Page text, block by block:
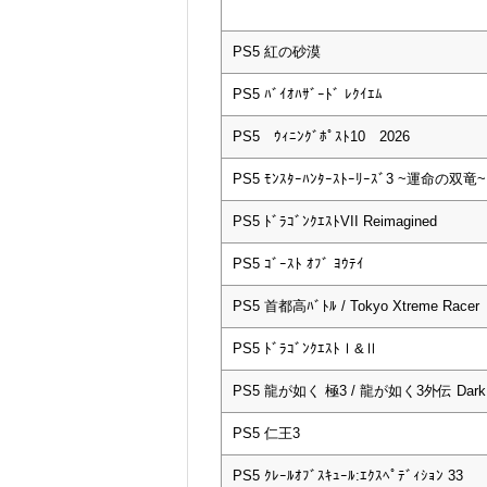
PS5 紅の砂漠
PS5 ﾊﾞｲｵﾊｻﾞｰﾄﾞ ﾚｸｲｴﾑ
PS5 ｳｨﾆﾝｸﾞﾎﾟｽﾄ10 2026
PS5 ﾓﾝｽﾀｰﾊﾝﾀｰｽﾄｰﾘｰｽﾞ3 ~運命の双竜~
PS5 ﾄﾞﾗｺﾞﾝｸｴｽﾄVII Reimagined
PS5 ｺﾞｰｽﾄ ｵﾌﾞ ﾖｳﾃｲ
PS5 首都高ﾊﾞﾄﾙ / Tokyo Xtreme Racer
PS5 ﾄﾞﾗｺﾞﾝｸｴｽﾄⅠ&Ⅱ
PS5 龍が如く 極3 / 龍が如く3外伝
PS5 仁王3
PS5 ｸﾚｰﾙｵﾌﾞｽｷｭｰﾙ:ｴｸｽﾍﾟﾃﾞｨｼｮﾝ 33